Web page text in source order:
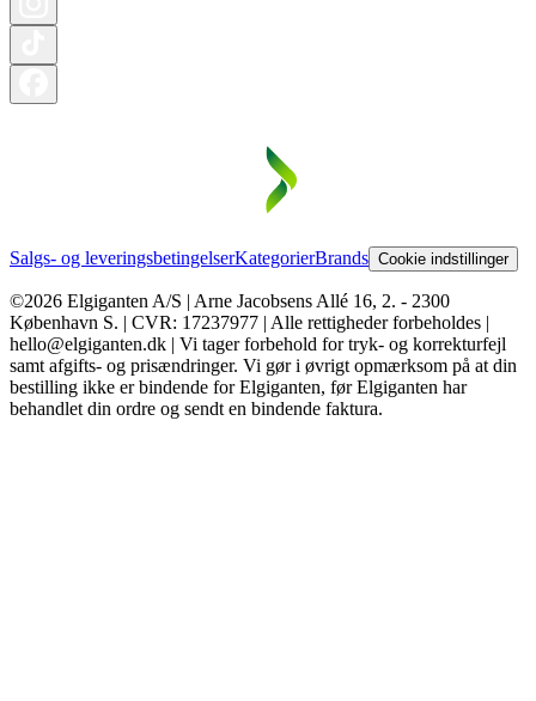
Salgs- og leveringsbetingelserKategorierBrands Cookie indstillinger
©2026 Elgiganten A/S | Arne Jacobsens Allé 16, 2. - 2300
København S. | CVR: 17237977 | Alle rettigheder forbeholdes |
hello@elgiganten.dk | Vi tager forbehold for tryk- og korrekturfejl
samt afgifts- og prisændringer. Vi gør i øvrigt opmærksom på at din
bestilling ikke er bindende for Elgiganten, før Elgiganten har
behandlet din ordre og sendt en bindende faktura.